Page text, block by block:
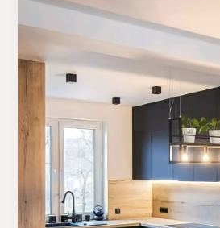
Pembuatan
Lemari
Buku
Medan